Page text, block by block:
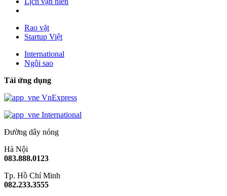
Rao vặt
Startup Việt
International
Ngôi sao
Tải ứng dụng
VnExpress
International
Đường dây nóng
Hà Nội
083.888.0123
Tp. Hồ Chí Minh
082.233.3555